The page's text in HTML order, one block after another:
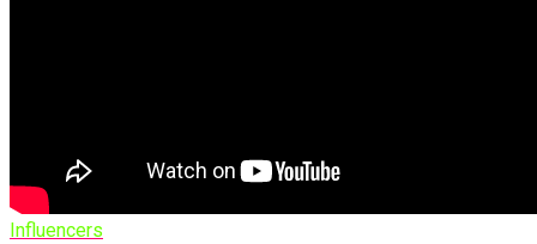
Influencers